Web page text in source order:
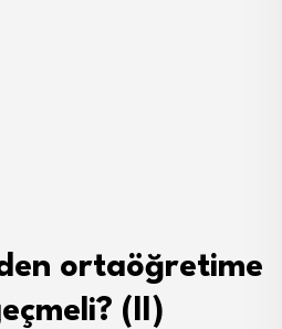
ortaöğretime
(II)